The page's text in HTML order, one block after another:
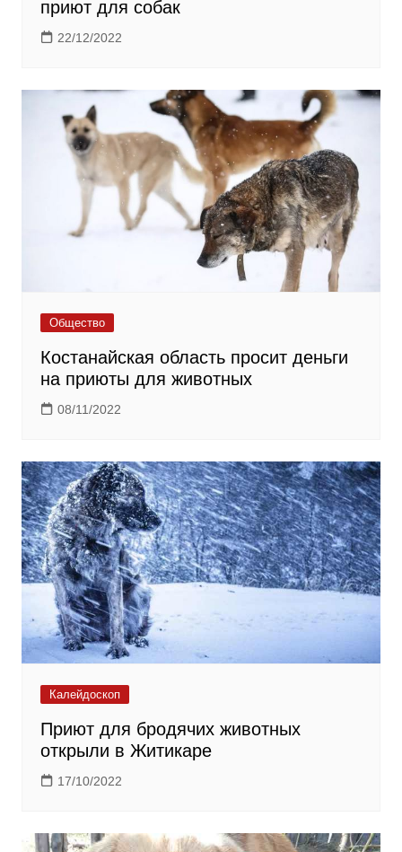
приют для собак
22/12/2022
Общество
Костанайская область просит деньги
на приюты для животных
08/11/2022
Калейдоскоп
Приют для бродячих животных
открыли в Житикаре
17/10/2022